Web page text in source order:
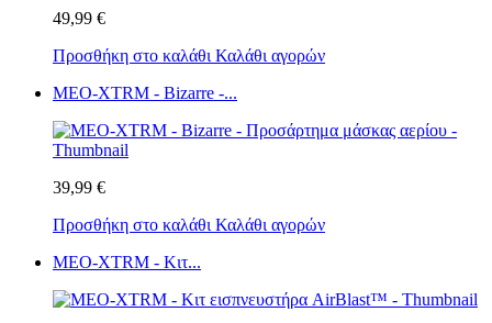
49,99 €
Προσθήκη στο καλάθι Καλάθι αγορών
MEO-XTRM - Bizarre -...
39,99 €
Προσθήκη στο καλάθι Καλάθι αγορών
MEO-XTRM - Κιτ...